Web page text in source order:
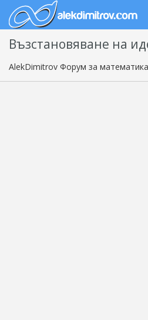
Възстановяване на
AlekDimitrov Форум за математика